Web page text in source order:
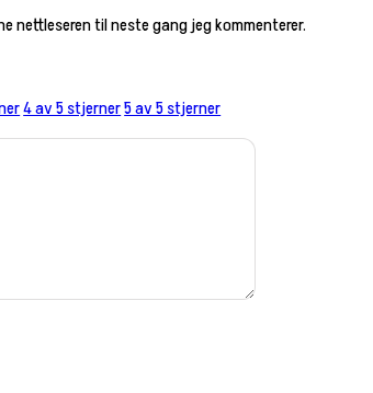
nettleseren til neste gang jeg kommenterer.
4 av 5 stjerner5 av 5 stjerner